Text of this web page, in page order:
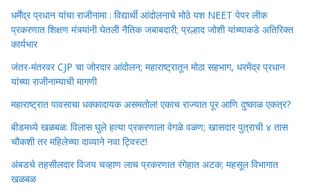
धर्मेंद्र प्रधान यांचा राजीनामा : विद्यार्थी आंदोलनाचे मोठे यश NEET पेपर लीक
प्रकरणात शिक्षण मंत्र्यांनी घेतली नैतिक जबाबदारी; प्रल्हाद जोशी यांच्याकडे अतिरिक्त
कार्यभार
जंतर-मंतरवर CJP चा जोरदार आंदोलन; महाराष्ट्रातून मोठा सहभाग, धरमेंद्र प्रधान
यांच्या राजीनाम्याची मागणी
महाराष्ट्रात पावसाचा धक्कादायक असमतोल! एकाच राज्यात पूर आणि दुष्काळ एकत्र?
बीडमध्ये खळबळ: विलास घुले हत्या प्रकरणाला वेगळे वळण; खासदार पुत्राची ४ तास
चौकशी तर महिलेच्या दाव्याने नवा ट्विस्ट!
अंबडचे तहसीलदार विजय चव्हाण लाच प्रकरणात रंगेहात अटक; महसूल विभागात
खळबळ